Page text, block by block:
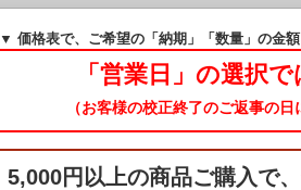
▼ 価格表で、ご希望の「納期」「数量」の金
「営業日」の選択
（お客様の校正終了のご返事の
5,000円以上の商品ご購入で、